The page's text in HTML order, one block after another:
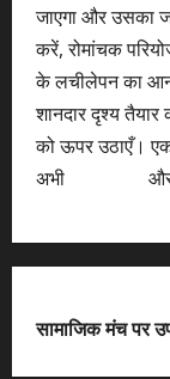
जाएगा और उसका
करें, रोमांचक
के लचीलेपन का
शानदार दृश्य
को ऊपर उठाएँ।
अभी
सामाजिक मंच पर